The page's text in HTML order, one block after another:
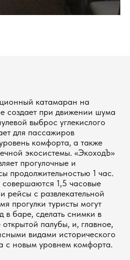
катамаран на
создает при движении шума
выброс углекислого
для пассажиров
комфорта, а также
экосистемы. «ЭкоходЪ»
прогулочные и
продолжительностью 1 час.
совершаются 1,5 часовые
рейсы с развлекательной
прогулки туристы могут
в баре, сделать снимки в
палубы, и, главное,
видами исторического
с новым уровнем комфорта.